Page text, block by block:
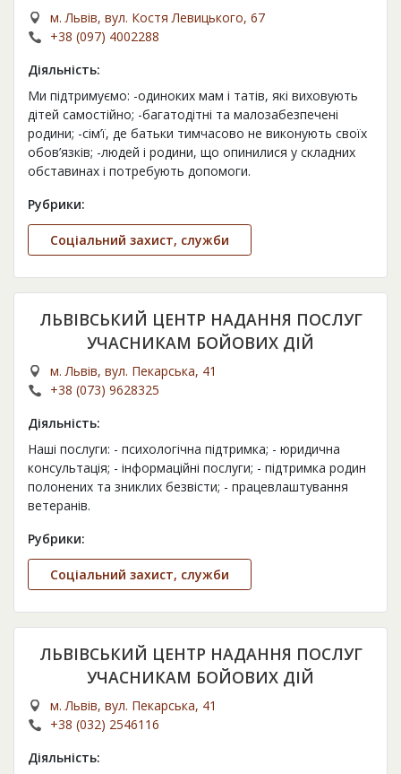
м. Львів, вул. Костя Левицького, 67
+38 (097) 4002288
Діяльність:
Ми підтримуємо: -одиноких мам і татів, які виховують
дітей самостійно; -багатодітні та малозабезпечені
родини; -сім’ї, де батьки тимчасово не виконують своїх
обов’язків; -людей і родини, що опинилися у складних
обставинах і потребують допомоги.
Рубрики:
Соціальний захист, служби
ЛЬВІВСЬКИЙ ЦЕНТР НАДАННЯ ПОСЛУГ
УЧАСНИКАМ БОЙОВИХ ДІЙ
м. Львів, вул. Пекарська, 41
+38 (073) 9628325
Діяльність:
Наші послуги: - психологічна підтримка; - юридична
консультація; - інформаційні послуги; - підтримка родин
полонених та зниклих безвісти; - працевлаштування
ветеранів.
Рубрики:
Соціальний захист, служби
ЛЬВІВСЬКИЙ ЦЕНТР НАДАННЯ ПОСЛУГ
УЧАСНИКАМ БОЙОВИХ ДІЙ
м. Львів, вул. Пекарська, 41
+38 (032) 2546116
Діяльність: